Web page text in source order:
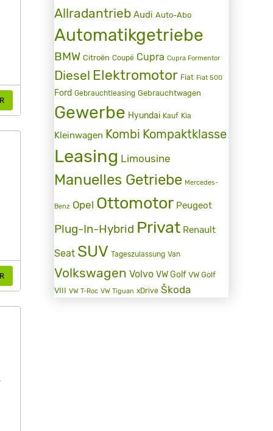
Allradantrieb Audi Auto-Abo
Automatikgetriebe
BMW Citroën Coupé Cupra Cupra Formentor
Diesel Elektromotor Fiat Fiat 500
Ford Gebrauchtleasing Gebrauchtwagen
Gewerbe Hyundai Kauf Kia
Kleinwagen Kombi Kompaktklasse
Leasing Limousine
Manuelles Getriebe Mercedes-
Benz Opel Ottomotor Peugeot
Plug-In-Hybrid Privat Renault
Seat SUV Tageszulassung Van
Volkswagen Volvo VW Golf VW Golf
VIII VW T-Roc VW Tiguan xDrive Škoda